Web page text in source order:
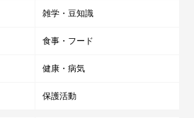
雑学・豆知識
食事・フード
健康・病気
保護活動